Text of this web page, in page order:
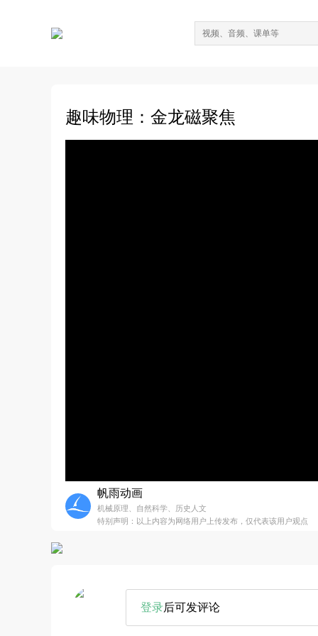
趣味物理：金龙磁聚焦
帆雨动画
机械原理、自然科学、历史人文
特别声明：以上内容为网络用户上传发布，仅代表该用户观点
登录后可发评论